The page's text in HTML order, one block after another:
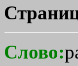
Слово: